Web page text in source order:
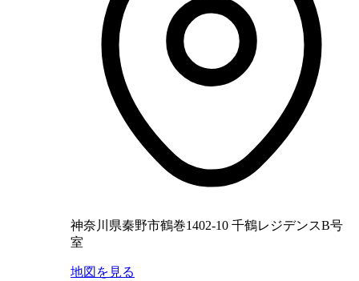
神奈川県秦野市鶴巻1402‐10 千鶴レジデンスB号
室
地図を見る